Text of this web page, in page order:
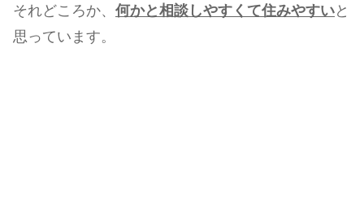
それどころか、 何かと相談しやすくて住みやすいと
思っています。